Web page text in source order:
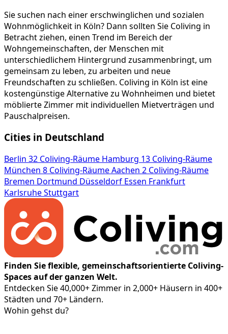
Sie suchen nach einer erschwinglichen und sozialen
Wohnmöglichkeit in Köln? Dann sollten Sie Coliving in
Betracht ziehen, einen Trend im Bereich der
Wohngemeinschaften, der Menschen mit
unterschiedlichem Hintergrund zusammenbringt, um
gemeinsam zu leben, zu arbeiten und neue
Freundschaften zu schließen. Coliving in Köln ist eine
kostengünstige Alternative zu Wohnheimen und bietet
möblierte Zimmer mit individuellen Mietverträgen und
Pauschalpreisen.
Cities in Deutschland
Berlin 32 Coliving-Räume Hamburg 13 Coliving-Räume
München 8 Coliving-RäumeAachen 2 Coliving-Räume
Bremen Dortmund Düsseldorf Essen Frankfurt
KarlsruheStuttgart
Finden Sie flexible, gemeinschaftsorientierte Coliving-
Spaces auf der ganzen Welt.
Entdecken Sie 40,000+ Zimmer in 2,000+ Häusern in 400+
Städten und 70+ Ländern.
Wohin gehst du?